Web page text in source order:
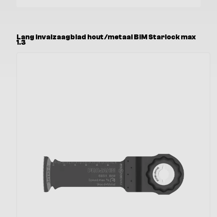
Lang invalzaagblad hout/metaal BiM Starlock max
1.3